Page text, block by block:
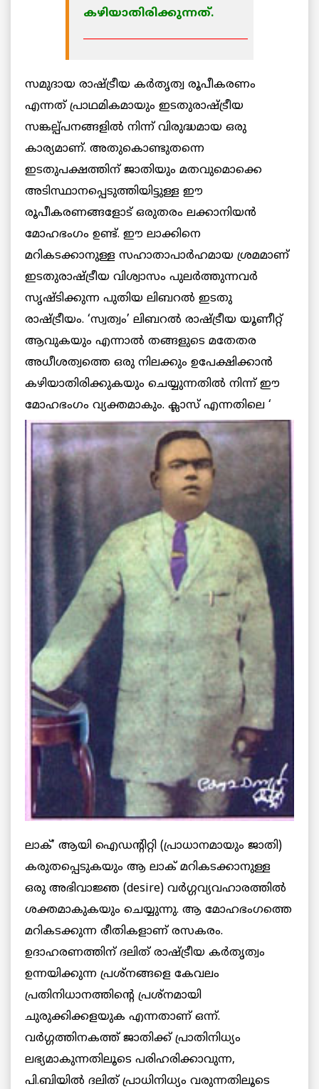
കഴിയാതിരിക്കുന്നത്.
സമുദായ രാഷ്ട്രീയ കര്‍തൃത്വ രൂപീകരണം
എന്നത് പ്രാഥമികമായും ഇടതുരാഷ്ട്രീയ
സങ്കല്പ്പനങ്ങളില്‍ നിന്ന് വിരുദ്ധമായ ഒരു
കാര്യമാണ്. അതുകൊണ്ടുതന്നെ
ഇടതുപക്ഷത്തിന് ജാതിയും മതവുമൊക്കെ
അടിസ്ഥാനപ്പെടുത്തിയിട്ടുള്ള ഈ
രൂപീകരണങ്ങളോട് ഒരുതരം ലക്കാനിയന്‍
മോഹഭംഗം ഉണ്ട്. ഈ ലാക്കിനെ
മറികടക്കാനുള്ള സഹാതാപാര്‍ഹമായ ശ്രമമാണ്
ഇടതുരാഷ്ട്രീയ വിശ്വാസം പുലര്‍ത്തുന്നവര്‍
സൃഷ്ടിക്കുന്ന പുതിയ ലിബറല്‍ ഇടതു
രാഷ്ട്രീയം. ‘സ്വത്വം’ ലിബറല്‍ രാഷ്ട്രീയ യൂണീറ്റ്
ആവുകയും എന്നാല്‍ തങ്ങളുടെ മതേതര
അധീശത്വത്തെ ഒരു നിലക്കും ഉപേക്ഷിക്കാന്‍
കഴിയാതിരിക്കുകയും ചെയ്യുന്നതില്‍ നിന്ന് ഈ
മോഹഭംഗം വ്യക്തമാകും. ക്ലാസ് എന്നതിലെ ‘
ലാക്’ ആയി ഐഡന്റിറ്റി (പ്രാധാനമായും ജാതി)
കരുതപ്പെടുകയും ആ ലാക് മറികടക്കാനുള്ള
ഒരു അഭിവാജ്ഞ (desire) വര്‍ഗ്ഗവ്യവഹാരത്തില്‍
ശക്തമാകുകയും ചെയ്യുന്നു. ആ മോഹഭംഗത്തെ
മറികടക്കുന്ന രീതികളാണ് രസകരം.
ഉദാഹരണത്തിന് ദലിത് രാഷ്ട്രീയ കര്‍തൃത്വം
ഉന്നയിക്കുന്ന പ്രശ്‌നങ്ങളെ കേവലം
പ്രതിനിധാനത്തിന്റെ പ്രശ്‌നമായി
ചുരുക്കിക്കളയുക എന്നതാണ് ഒന്ന്.
വര്‍ഗ്ഗത്തിനകത്ത് ജാതിക്ക് പ്രാതിനിധ്യം
ലഭ്യമാകുന്നതിലൂടെ പരിഹരിക്കാവുന്ന,
പി.ബിയില്‍ ദലിത് പ്രാധിനിധ്യം വരുന്നതിലൂടെ